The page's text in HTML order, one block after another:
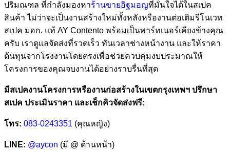
ปริมณฑล ที่กำลังมองหาร้านขายอิฐมอญที่มั่นใจได้ในสเปค
สินค้า ไม่ว่าจะเป็นงานสร้างใหม่ทั้งหลังหรืองานต่อเติมรีโนเวท
สเปค มอก. แท้ AY Contento พร้อมเป็นพาร์ทเนอร์เคียงข้างคุณ
ครับ เราดูแลจัดส่งที่รวดเร็ว ทันเวลาช่างหน้างาน และให้ราคา
ต้นทุนจากโรงงานโดยตรงเพื่อช่วยควบคุมงบประมาณให้
โครงการของคุณจบงานได้อย่างราบรื่นที่สุด
มีสเปคงานโครงการหรืองานก่อสร้างในเขตกรุงเทพฯ ปรึกษา
สเปค ประเมินราคา และเช็กคิวจัดส่งฟรี:
โทร: 083-0243351 (คุณหญิง)
LINE: @aycon (มี @ ด้านหน้า)